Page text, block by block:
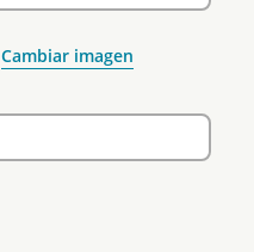
Cambiar imagen